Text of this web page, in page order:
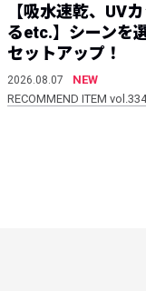
【吸水速乾、UV
るetc.】シーンを
セットアップ！
2026.08.07
NEW
RECOMMEND ITEM vol.334